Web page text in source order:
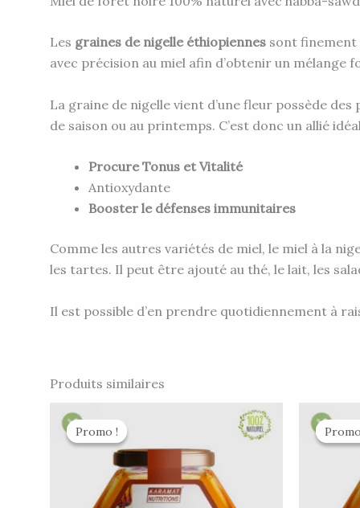
Les graines de nigelle éthiopiennes sont finement
avec précision au miel afin d’obtenir un mélange
La graine de nigelle vient d’une fleur possède
de saison ou au printemps. C’est donc un allié
Procure Tonus et Vitalité
Antioxydante
Booster le défenses immunitaires
Comme les autres variétés de miel, le miel à la
les tartes. Il peut être ajouté au thé, le lait, les
Il est possible d’en prendre quotidiennement à
Produits similaires
Promo !
Promo !
initial
était :
12.90 €.
actuel
est :
6.45 €.